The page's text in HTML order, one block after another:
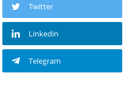
Twitter
Linkedin
Telegram